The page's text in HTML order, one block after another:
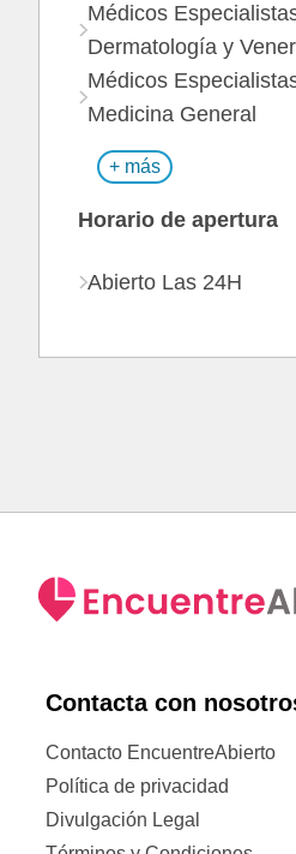
Médicos
Dermatología y
Médicos
Medicina General
+ más
Horario de apertura
Abierto Las 24H
Contacta con
Contacto EncuentreAbierto
Política de privacidad
Divulgación Legal